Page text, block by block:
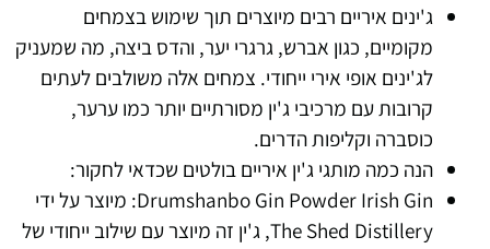
ג'ינים איריים רבים מיוצרים תוך שימוש בצמחים
מקומיים, כגון אברש, גרגרי יער, והדס ביצה, מה שמעניק
לג'ינים אופי אירי ייחודי. צמחים אלה משולבים לעתים
קרובות עם מרכיבי ג'ין מסורתיים יותר כמו ערער,
כוסברה וקליפות הדרים.
הנה כמה מותגי ג'ין איריים בולטים שכדאי לחקור:
Drumshanbo Gin Powder Irish Gin: מיוצר על ידי
The Shed Distillery, ג'ין זה מיוצר עם שילוב ייחודי של